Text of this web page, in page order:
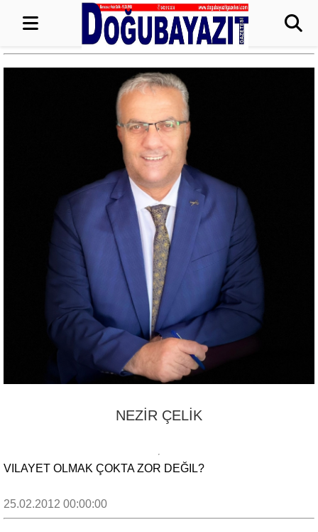
NEZİR ÇELİK
VILAYET OLMAK ÇOKTA ZOR DEĞIL?
25.02.2012 00:00:00